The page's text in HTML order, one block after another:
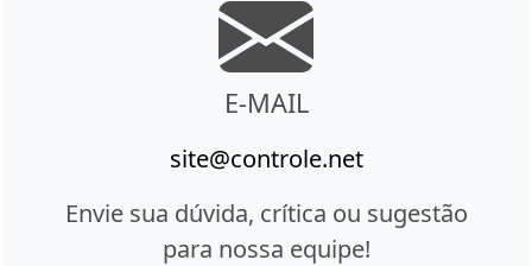
E-MAIL
site@controle.net
Envie sua dúvida, crítica ou sugestão
para nossa equipe!